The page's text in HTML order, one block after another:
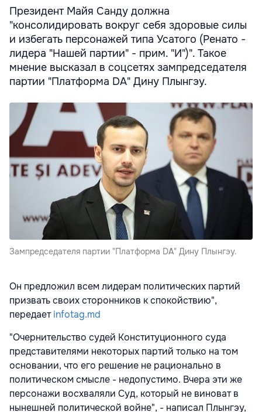
Президент Майя Санду должна
"консолидировать вокруг себя здоровые силы
и избегать персонажей типа Усатого (Ренато -
лидера "Нашей партии" - прим. "И")". Такое
мнение высказал в соцсетях зампредседателя
партии "Платформа DA" Дину Плынгэу.
Зампредседателя партии "Платформа DA" Дину Плынгэу.
Он предложил всем лидерам политических партий
призвать своих сторонников к спокойствию",
передаетinfotag.md
"Очернительство судей Конституционного суда
представителями некоторых партий только на том
основании, что его решение не рационально в
политическом смысле - недопустимо. Вчера эти же
персонажи восхваляли Суд, который не виноват в
нынешней политической войне", - написал Плынгэу,